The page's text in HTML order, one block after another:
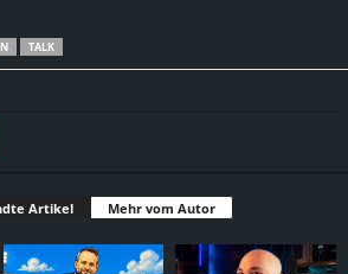
TALK
Artikel Mehr vom Autor